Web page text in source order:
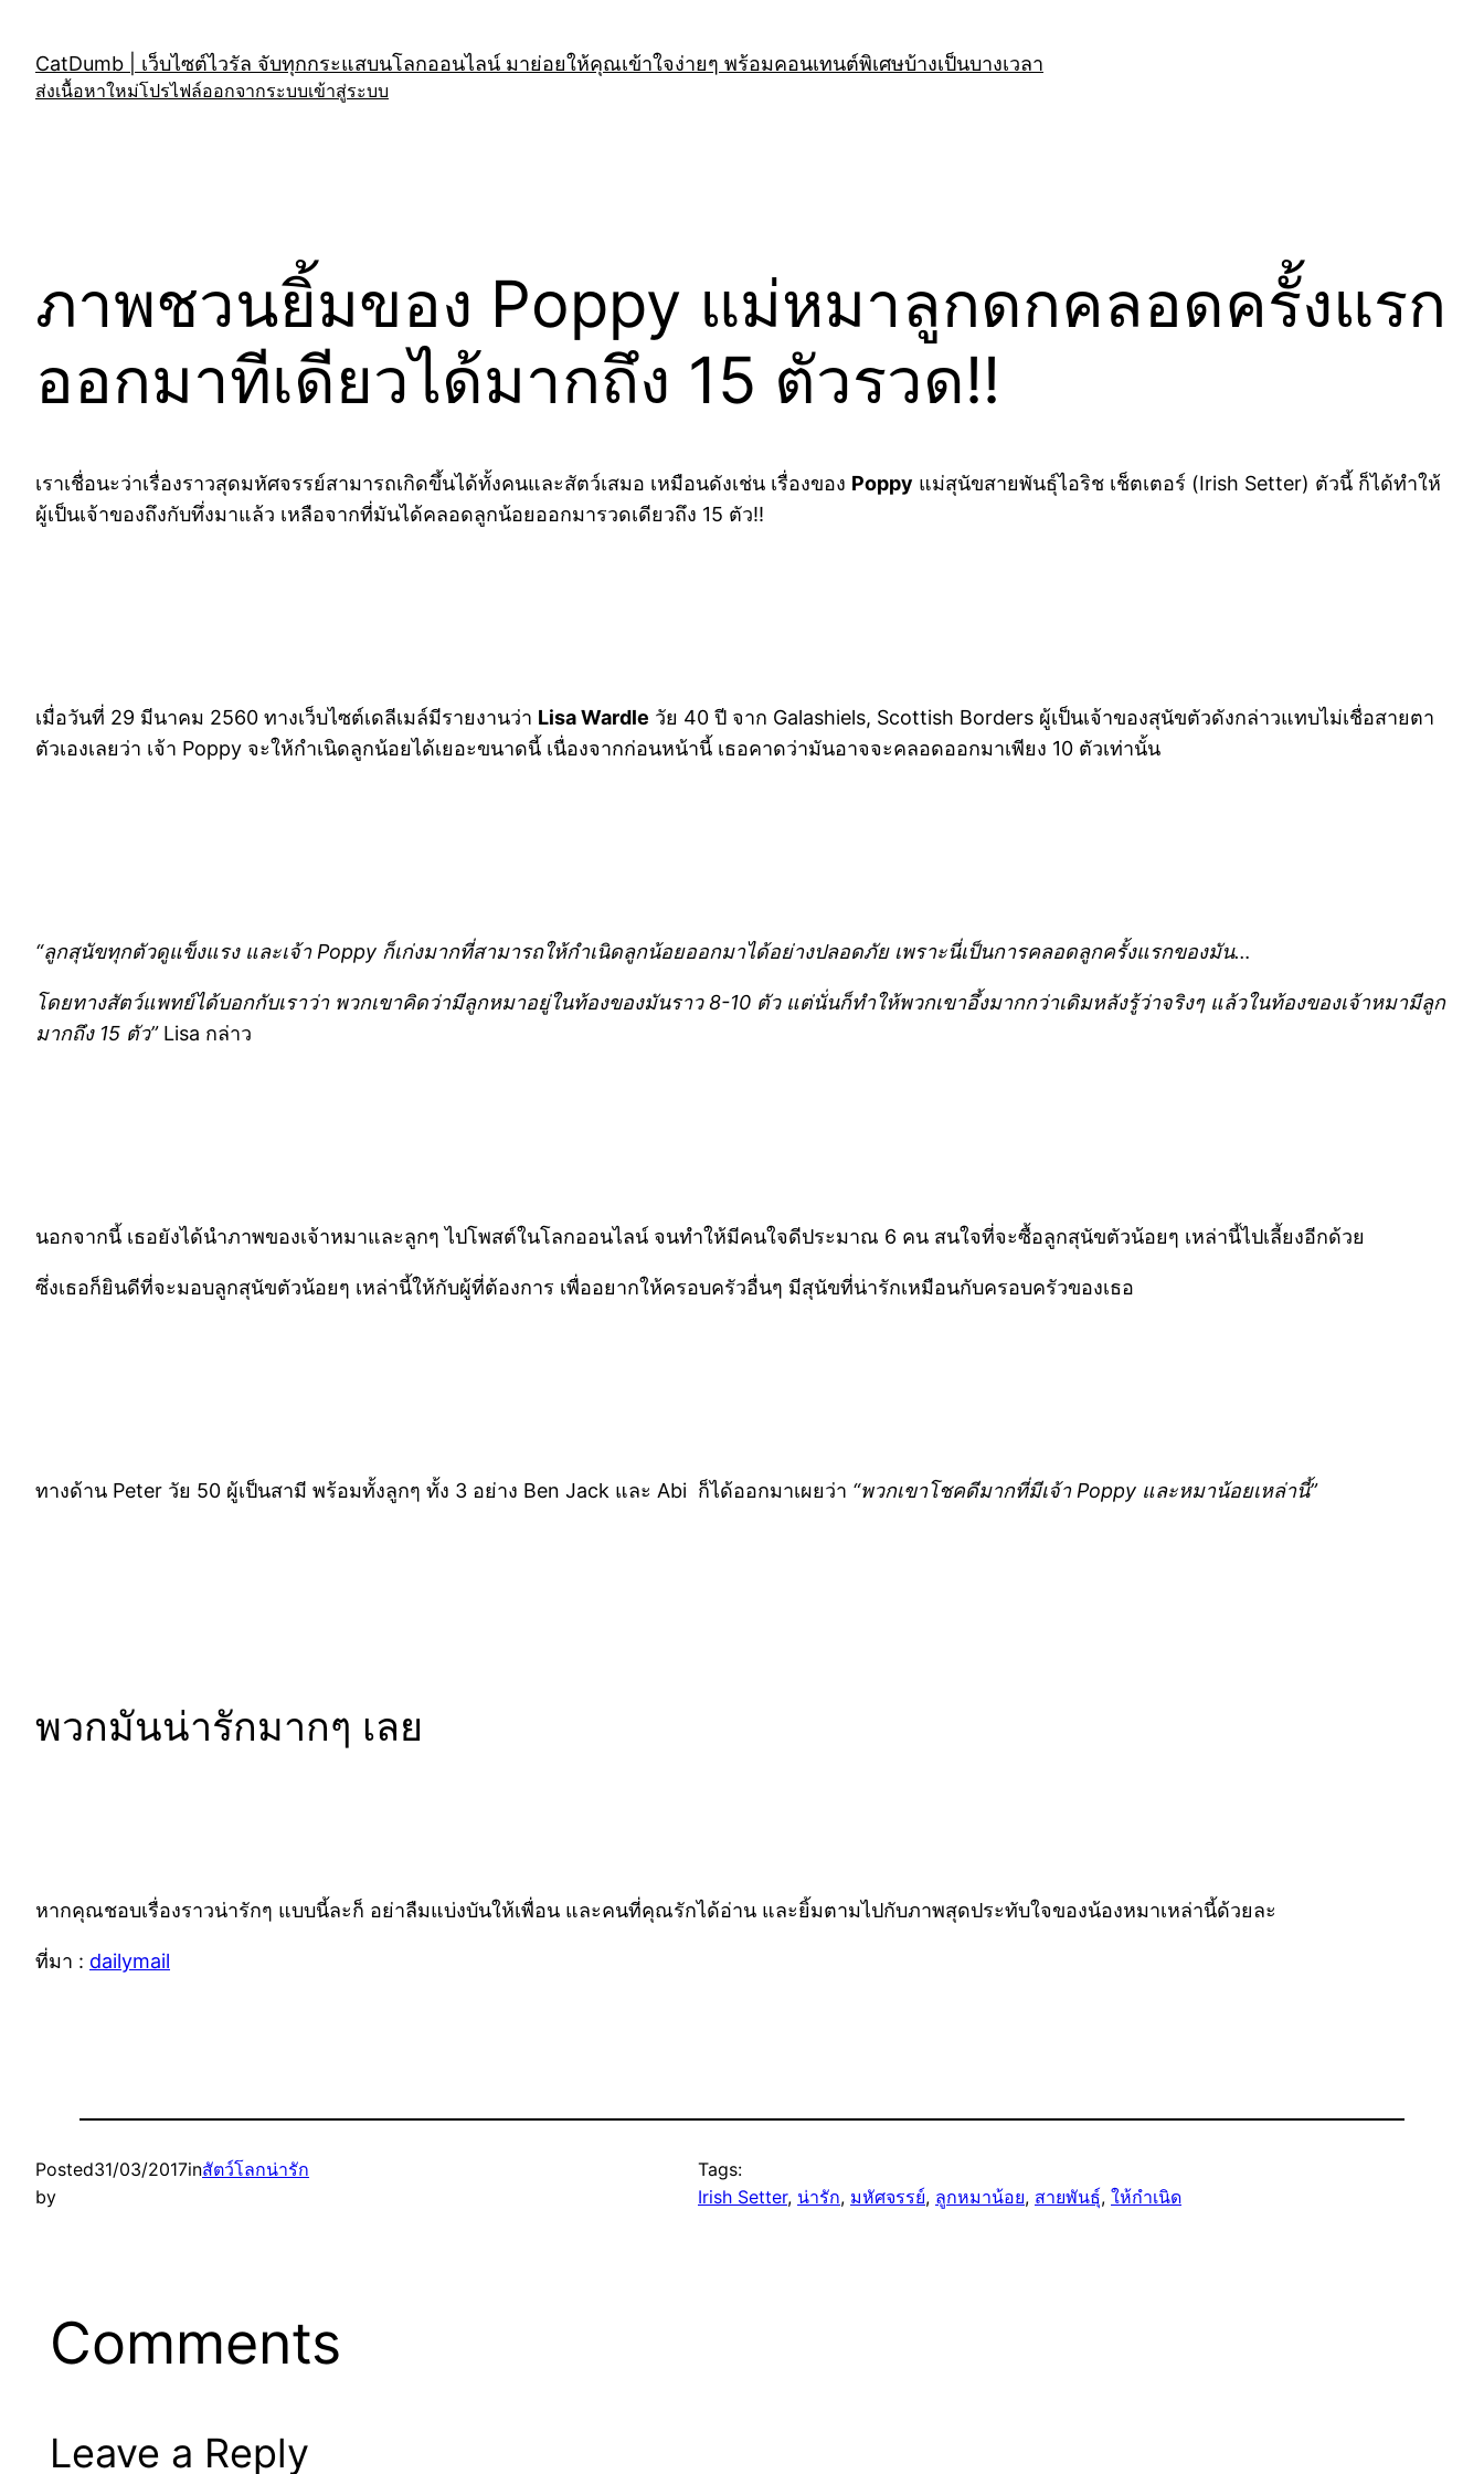
content
CatDumb | เว็บไซต์ไวรัล จับทุกกระแสบนโลกออนไลน์ มาย่อยให้คุณเข้าใจง่ายๆ พร้อมคอนเทนต์พิเศษบ้างเป็นบางเวลา
ส่งเนื้อหาใหม่โปรไฟล์ออกจากระบบเข้าสู่ระบบ
ภาพชวนยิ้มของ Poppy แม่หมาลูกดกคลอดครั้งแรก
ออกมาทีเดียวได้มากถึง 15 ตัวรวด!!
เราเชื่อนะว่าเรื่องราวสุดมหัศจรรย์สามารถเกิดขึ้นได้ทั้งคนและสัตว์เสมอ เหมือนดังเช่น เรื่องของ Poppy แม่สุนัขสายพันธุ์ไอริช เช็ตเตอร์ (Irish Setter) ตัวนี้ ก็ได้ทำให้
ผู้เป็นเจ้าของถึงกับทึ่งมาแล้ว เหลือจากที่มันได้คลอดลูกน้อยออกมารวดเดียวถึง 15 ตัว!!
เมื่อวันที่ 29 มีนาคม 2560 ทางเว็บไซต์เดลีเมล์มีรายงานว่า Lisa Wardle วัย 40 ปี จาก Galashiels, Scottish Borders ผู้เป็นเจ้าของสุนัขตัวดังกล่าวแทบไม่เชื่อสายตา
ตัวเองเลยว่า เจ้า Poppy จะให้กำเนิดลูกน้อยได้เยอะขนาดนี้ เนื่องจากก่อนหน้านี้ เธอคาดว่ามันอาจจะคลอดออกมาเพียง 10 ตัวเท่านั้น
“ลูกสุนัขทุกตัวดูแข็งแรง และเจ้า Poppy ก็เก่งมากที่สามารถให้กำเนิดลูกน้อยออกมาได้อย่างปลอดภัย เพราะนี่เป็นการคลอดลูกครั้งแรกของมัน…
โดยทางสัตว์แพทย์ได้บอกกับเราว่า พวกเขาคิดว่ามีลูกหมาอยู่ในท้องของมันราว 8-10 ตัว แต่นั่นก็ทำให้พวกเขาอึ้งมากกว่าเดิมหลังรู้ว่าจริงๆ แล้วในท้องของเจ้าหมามีลูก
มากถึง 15 ตัว”Lisa กล่าว
นอกจากนี้ เธอยังได้นำภาพของเจ้าหมาและลูกๆ ไปโพสต์ในโลกออนไลน์ จนทำให้มีคนใจดีประมาณ 6 คน สนใจที่จะซื้อลูกสุนัขตัวน้อยๆ เหล่านี้ไปเลี้ยงอีกด้วย
ซึ่งเธอก็ยินดีที่จะมอบลูกสุนัขตัวน้อยๆ เหล่านี้ให้กับผู้ที่ต้องการ เพื่ออยากให้ครอบครัวอื่นๆ มีสุนัขที่น่ารักเหมือนกับครอบครัวของเธอ
ทางด้าน Peter วัย 50 ผู้เป็นสามี พร้อมทั้งลูกๆ ทั้ง 3 อย่าง Ben Jack และ Abi ก็ได้ออกมาเผยว่า “พวกเขาโชคดีมากที่มีเจ้า Poppy และหมาน้อยเหล่านี้”
พวกมันน่ารักมากๆ เลย
หากคุณชอบเรื่องราวน่ารักๆ แบบนี้ละก็ อย่าลืมแบ่งบันให้เพื่อน และคนที่คุณรักได้อ่าน และยิ้มตามไปกับภาพสุดประทับใจของน้องหมาเหล่านี้ด้วยละ
ที่มา : dailymail
Posted31/03/2017inสัตว์โลกน่ารัก
by
Tags:
Irish Setter, น่ารัก, มหัศจรรย์, ลูกหมาน้อย, สายพันธุ์, ให้กำเนิด
Comments
Leave a Reply